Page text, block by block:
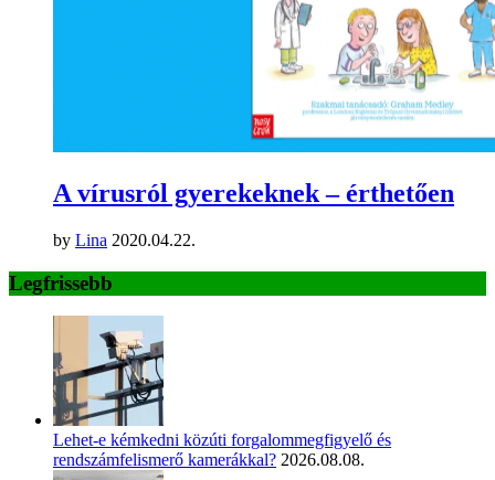
A vírusról gyerekeknek – érthetően
by Lina 2020.04.22.
Legfrissebb
Lehet-e kémkedni közúti forgalommegfigyelő és
rendszámfelismerő kamerákkal? 2026.08.08.